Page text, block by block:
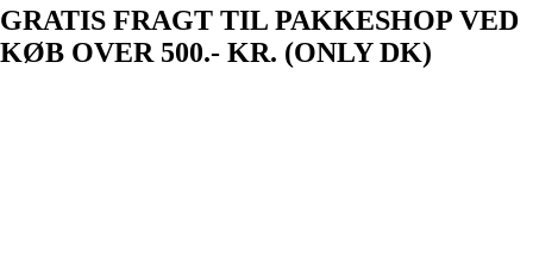
GRATIS FRAGT TIL PAKKESHOP VED
KØB OVER 500.- KR. (ONLY DK)